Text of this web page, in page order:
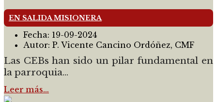
EN SALIDA MISIONERA
Fecha: 19-09-2024
Autor: P. Vicente Cancino Ordóñez, CMF
Las CEBs han sido un pilar fundamental en
la parroquia...
Leer más…